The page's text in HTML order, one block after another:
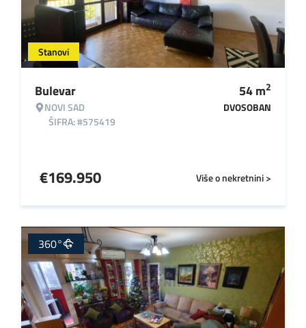
Stanovi
Bulevar
NOVI SAD
ŠIFRA: #575419
54m2
DVOSOBAN
Više o nekretnini >
€169.950
360°